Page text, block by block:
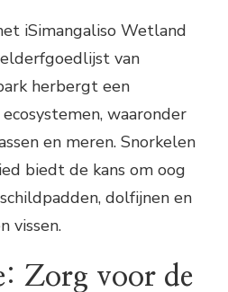
iSimangaliso Wetland
van
herbergt een
waaronder
en meren. Snorkelen
biedt de kans om oog
dolfijnen en
vissen.
Zorg voor de